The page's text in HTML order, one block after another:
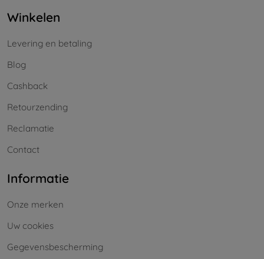
Winkelen
Levering en betaling
Blog
Cashback
Retourzending
Reclamatie
Contact
Informatie
Onze merken
Uw cookies
Gegevensbescherming